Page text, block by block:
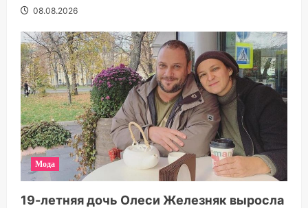
08.08.2026
Мода
19-летняя дочь Олеси Железняк выросла